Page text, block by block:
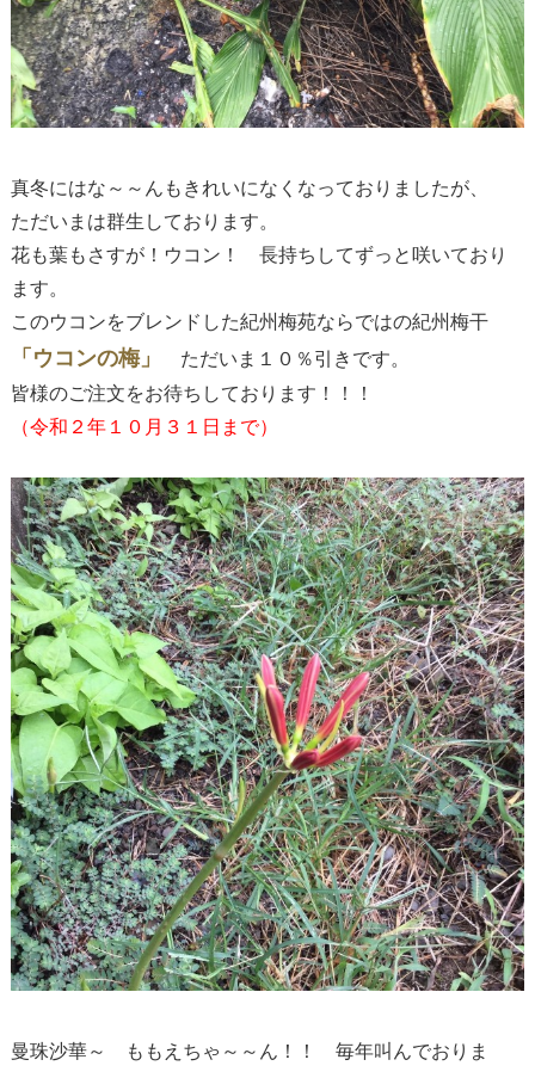
真冬にはな～～んもきれいになくなっておりましたが、
ただいまは群生しております。
花も葉もさすが！ウコン！ 長持ちしてずっと咲いており
ます。
このウコンをブレンドした紀州梅苑ならではの紀州梅干
「ウコンの梅」
ただいま１０％引きです。
皆様のご注文をお待ちしております！！！
（令和２年１０月３１日まで）
曼珠沙華～ ももえちゃ～～ん！！ 毎年叫んでおりま